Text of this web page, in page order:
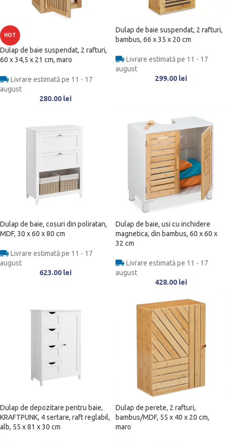
HOT
Dulap de baie suspendat, 2 rafturi,
60 x 34,5 x 21 cm, maro
Livrare estimată pe 11 - 17
august
280.00 lei
Dulap de baie suspendat, 2 rafturi,
bambus, 66 x 35 x 20 cm
Livrare estimată pe 11 - 17
august
299.00 lei
Dulap de baie, cosuri din poliratan,
MDF, 30 x 60 x 80 cm
Livrare estimată pe 11 - 17
august
623.00 lei
Dulap de baie, usi cu inchidere
magnetica, din bambus, 60 x 60 x
32 cm
Livrare estimată pe 11 - 17
august
428.00 lei
Dulap de depozitare pentru baie,
KRAFTPUNK, 4 sertare, raft reglabil,
alb, 55 x 81 x 30 cm
Dulap de perete, 2 rafturi,
bambus/MDF, 55 x 40 x 20 cm,
maro